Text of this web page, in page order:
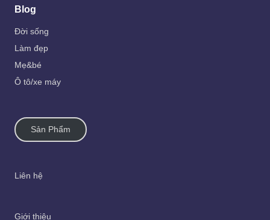
Blog
Đời sống
Làm đẹp
Mẹ&bé
Ô tô/xe máy
Sản Phẩm
Liên hệ
Giới thiệu